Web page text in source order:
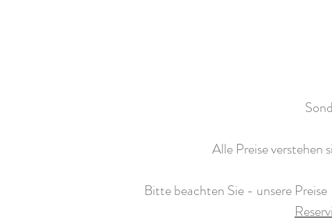
Alle Preise
Bitte beachten Sie - unsere